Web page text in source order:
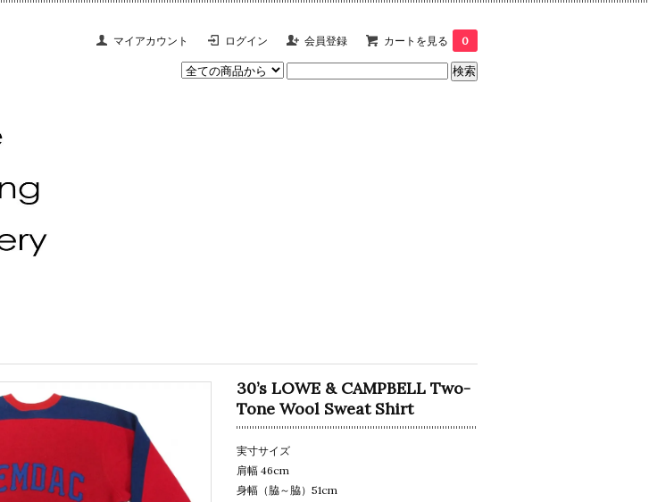
マイアカウント ログイン 会員登録 カートを見る 0
30’s LOWE & CAMPBELL Two-
Tone Wool Sweat Shirt
実寸サイズ
肩幅 46cm
身幅（脇～脇）51cm